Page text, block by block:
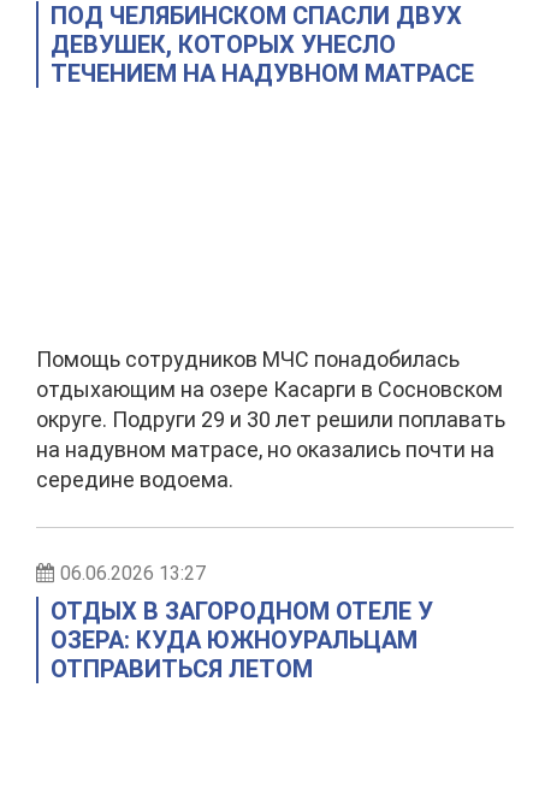
ПОД ЧЕЛЯБИНСКОМ СПАСЛИ ДВУХ
ДЕВУШЕК, КОТОРЫХ УНЕСЛО
ТЕЧЕНИЕМ НА НАДУВНОМ МАТРАСЕ
Помощь сотрудников МЧС понадобилась
отдыхающим на озере Касарги в Сосновском
округе. Подруги 29 и 30 лет решили поплавать
на надувном матрасе, но оказались почти на
середине водоема.
06.06.2026 13:27
ОТДЫХ В ЗАГОРОДНОМ ОТЕЛЕ У
ОЗЕРА: КУДА ЮЖНОУРАЛЬЦАМ
ОТПРАВИТЬСЯ ЛЕТОМ